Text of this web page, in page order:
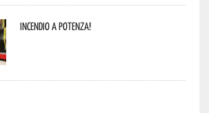
Incendio a Potenza!